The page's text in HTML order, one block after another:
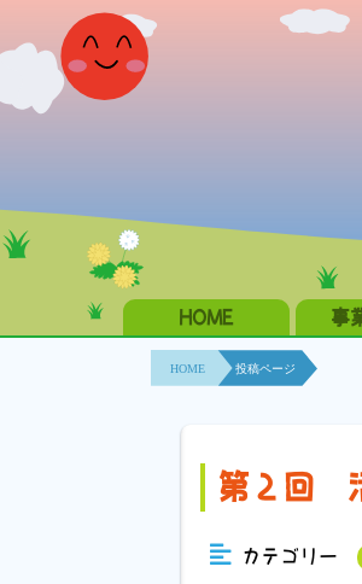
HOME 事
HOME 投稿ページ
第２回
カテゴリー